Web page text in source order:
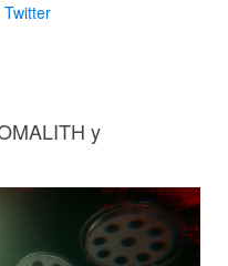
Twitter
y